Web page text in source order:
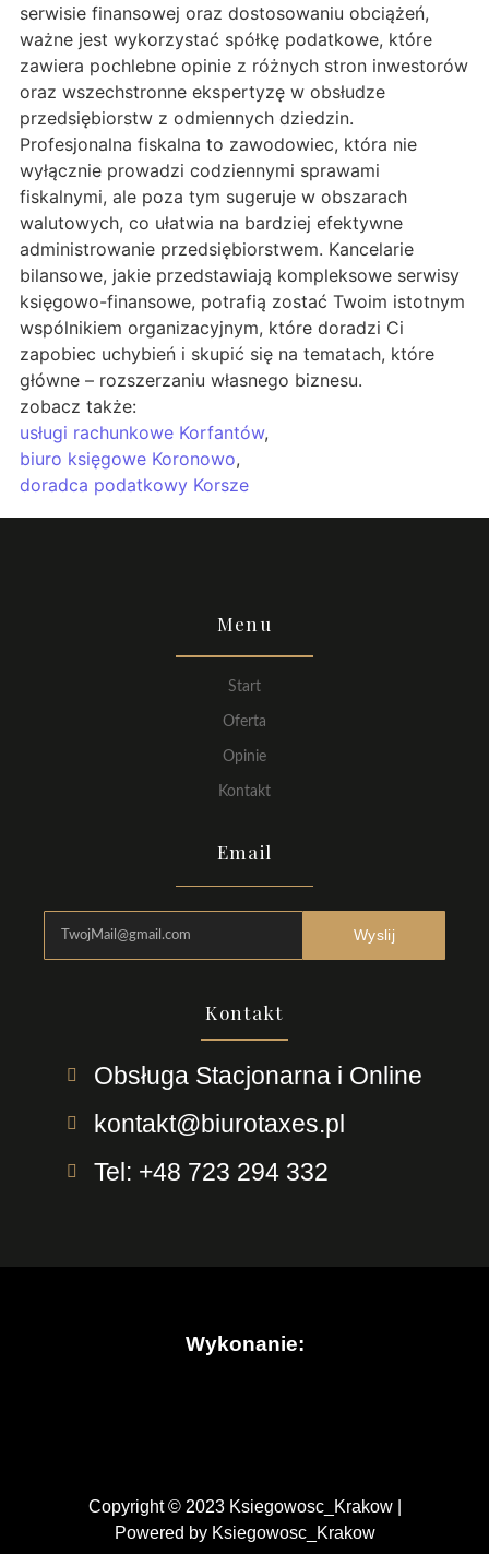
serwisie finansowej oraz dostosowaniu obciążeń,
ważne jest wykorzystać spółkę podatkowe, które
zawiera pochlebne opinie z różnych stron inwestorów
oraz wszechstronne ekspertyzę w obsłudze
przedsiębiorstw z odmiennych dziedzin.
Profesjonalna fiskalna to zawodowiec, która nie
wyłącznie prowadzi codziennymi sprawami
fiskalnymi, ale poza tym sugeruje w obszarach
walutowych, co ułatwia na bardziej efektywne
administrowanie przedsiębiorstwem. Kancelarie
bilansowe, jakie przedstawiają kompleksowe serwisy
księgowo-finansowe, potrafią zostać Twoim istotnym
wspólnikiem organizacyjnym, które doradzi Ci
zapobiec uchybień i skupić się na tematach, które
główne – rozszerzaniu własnego biznesu.
zobacz także:
usługi rachunkowe Korfantów,
biuro księgowe Koronowo,
doradca podatkowy Korsze
Menu
Start
Oferta
Opinie
Kontakt
Email
Wyslij
Kontakt
Obsługa Stacjonarna i Online
kontakt@biurotaxes.pl
Tel: +48 723 294 332
Wykonanie:
Copyright © 2023 Ksiegowosc_Krakow |
Powered by Ksiegowosc_Krakow